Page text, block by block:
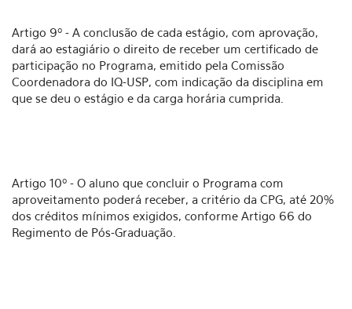
Artigo 9º - A conclusão de cada estágio, com aprovação,
dará ao estagiário o direito de receber um certificado de
participação no Programa, emitido pela Comissão
Coordenadora do IQ-USP, com indicação da disciplina em
que se deu o estágio e da carga horária cumprida.
Artigo 10º - O aluno que concluir o Programa com
aproveitamento poderá receber, a critério da CPG, até 20%
dos créditos mínimos exigidos, conforme Artigo 66 do
Regimento de Pós-Graduação.